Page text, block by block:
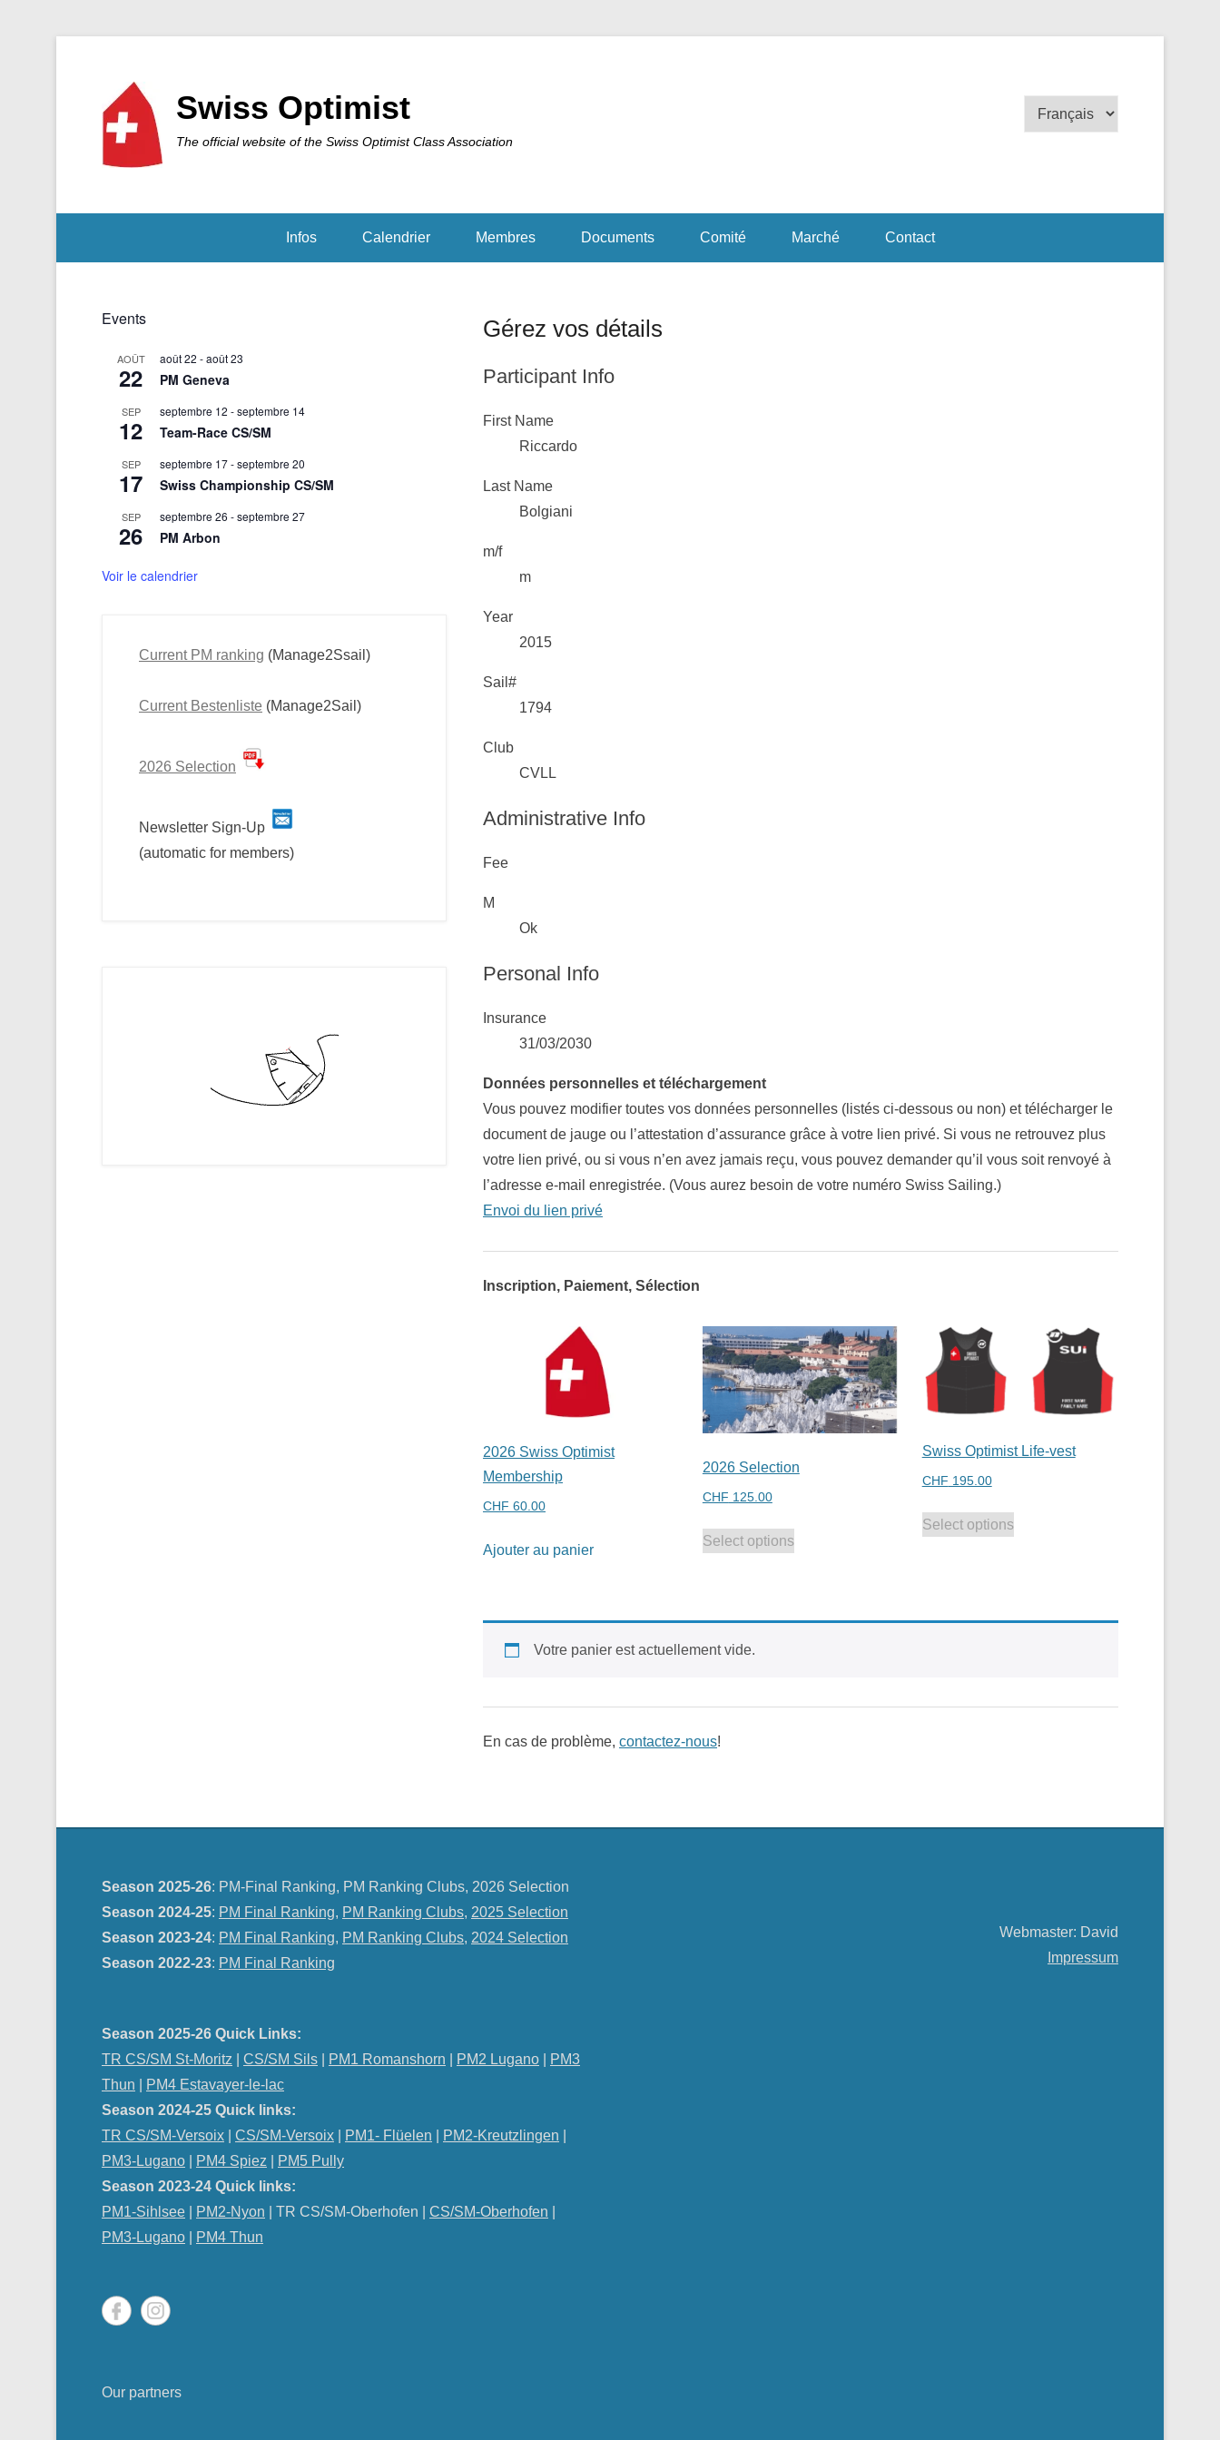
Swiss Optimist
The official website of the Swiss Optimist Class Association
Choisir
une
Infos Calendrier Membres Documents Comité Marché Contact
Gérez vos détails
Participant Info
First Name
Riccardo
Last Name
Bolgiani
m/f
m
Year
2015
Sail#
1794
Club
CVLL
Administrative Info
Fee
M
Ok
Personal Info
Insurance
31/03/2030
Données personnelles et téléchargement
Vous pouvez modifier toutes vos données personnelles (listés ci-dessous ou non) et télécharger le
document de jauge ou l’attestation d’assurance grâce à votre lien privé. Si vous ne retrouvez plus
votre lien privé, ou si vous n’en avez jamais reçu, vous pouvez demander qu’il vous soit renvoyé à
l’adresse e-mail enregistrée. (Vous aurez besoin de votre numéro Swiss Sailing.)
Envoi du lien privé
Inscription, Paiement, Sélection
2026 Swiss Optimist
Membership
CHF 60.00
Ajouter au panier
2026 Selection
CHF 125.00
Select options
Swiss Optimist Life-vest
CHF 195.00
Select options
Votre panier est actuellement vide.
En cas de problème, contactez-nous!
Events
AOÛT
22
août 22 -août 23
PM Geneva
SEP
12
septembre 12 -septembre 14
Team-Race CS/SM
SEP
17
septembre 17-septembre 20
Swiss Championship CS/SM
SEP
26
septembre 26 -septembre 27
PM Arbon
Voir le calendrier
Current PM ranking (Manage2Ssail)
Current Bestenliste (Manage2Sail)
2026 Selection
Newsletter Sign-Up
(automatic for members)
Season 2025-26: PM-Final Ranking, PM Ranking Clubs, 2026 Selection
Season 2024-25: PM Final Ranking, PM Ranking Clubs, 2025 Selection
Season 2023-24: PM Final Ranking, PM Ranking Clubs, 2024 Selection
Season 2022-23: PM Final Ranking
Season 2025-26 Quick Links:
TR CS/SM St-Moritz
CS/SM Sils PM1 Romanshorn PM2 Lugano
PM3
Thun
PM4 Estavayer-le-lac
Season 2024-25 Quick links:
TR CS/SM-Versoix
CS/SM-Versoix PM1- Flüelen PM2-Kreutzlingen
PM3-Lugano
PM4 Spiez
PM5 Pully
Season 2023-24 Quick links:
PM1-Sihlsee
PM2-Nyon | TR CS/SM-Oberhofen | CS/SM-Oberhofen
PM3-Lugano PM4 Thun
Our partners
Webmaster: David
Impressum